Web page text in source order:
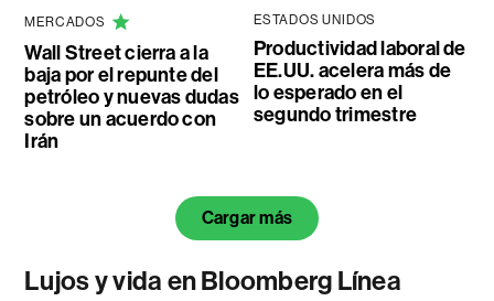
MERCADOS
Wall Street cierra a la
baja por el repunte del
petróleo y nuevas dudas
sobre un acuerdo con
Irán
ESTADOS UNIDOS
Productividad laboral de
EE.UU. acelera más de
lo esperado en el
segundo trimestre
Cargar más
Lujos y vida en Bloomberg Línea